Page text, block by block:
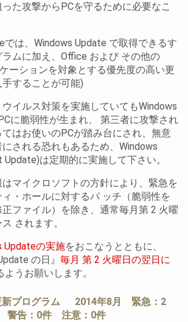
た攻撃からPCを守るために必要なこ
は、Windows Update で取得できるす
ムに加え、Office および その他の
ーションを対象とする優先度の高い更
することが可能)
イルス対策を実施していてもWindows
に脆弱性が生まれ、 第三者に攻撃され
はお使いのPCが踏み台にされ、無意
される恐れもあるため、Windows
は定期的に実施して下さい。
マイクロソフトの方針により、緊急を
・ホールに対するパ ッチ（脆弱性を
ファイル）を除き、通常毎月第 2 火曜
されます。
Updateの実施をおこなうとともに、
の日』 毎月 第 2 火曜日の翌日に
ようお願いします。
新プログラム 2014年8月 緊急：2
告：0件 注意：0件